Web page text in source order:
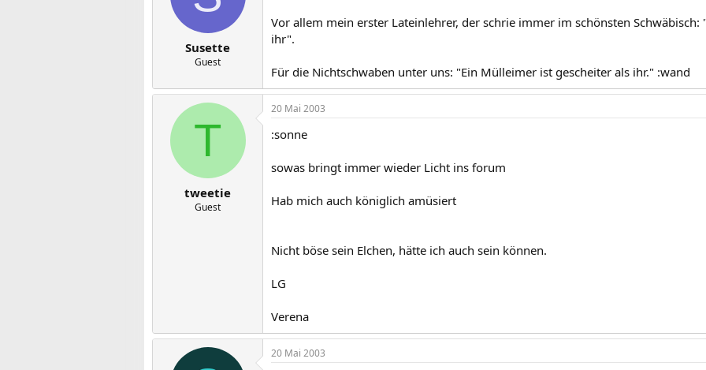
m
Susette
Guest
Vor allem mein erster Lateinlehrer, der schrie immer im schönsten
ihr".
Für die Nichtschwaben unter uns: "Ein Mülleimer ist gescheiter als ihr." :wand
T
tweetie
Guest
20 Mai 2003
:sonne
sowas bringt immer wieder Licht ins forum
Hab mich auch königlich amüsiert
Nicht böse sein Elchen, hätte ich auch sein können.
LG
Verena
20 Mai 2003